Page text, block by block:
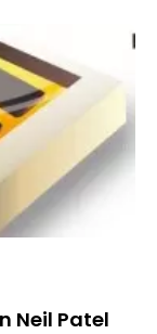
Neil Patel